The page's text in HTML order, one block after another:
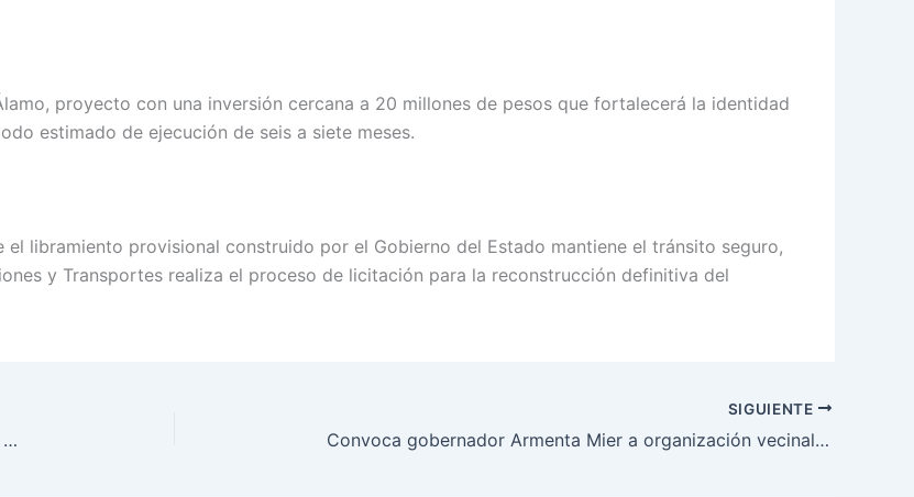
proyecto con una inversión cercana a 20 millones de pesos que fortalecerá la identidad
estimado de ejecución de seis a siete meses.
libramiento provisional construido por el Gobierno del Estado mantiene el tránsito seguro,
y Transportes realiza el proceso de licitación para la reconstrucción definitiva del
Marcela Maval acompaña a Alfonso Durazo en AGROSON 1000 y reconoce la labor del campo sonorense
SIGUIENTE
Convoca gobernador Armenta Mier a organización vecinal para rehabilitación de accesos a colonias